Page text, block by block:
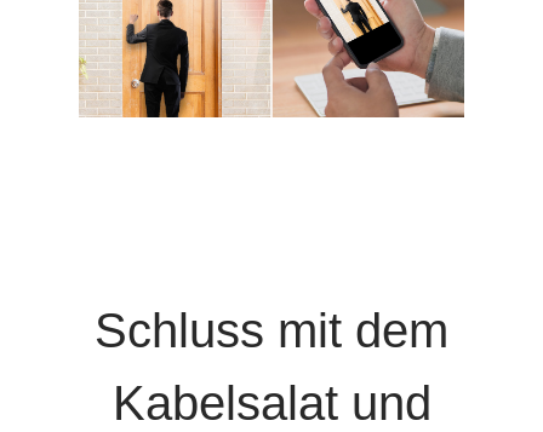
Schluss mit dem
Kabelsalat und